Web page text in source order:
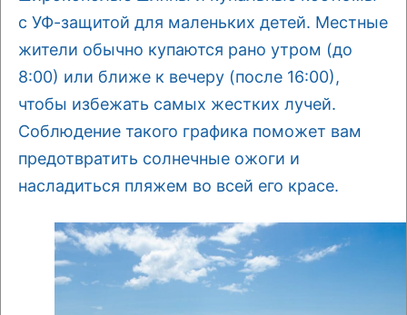
с УФ-защитой для маленьких детей. Местные
жители обычно купаются рано утром (до
8:00) или ближе к вечеру (после 16:00),
чтобы избежать самых жестких лучей.
Соблюдение такого графика поможет вам
предотвратить солнечные ожоги и
насладиться пляжем во всей его красе.